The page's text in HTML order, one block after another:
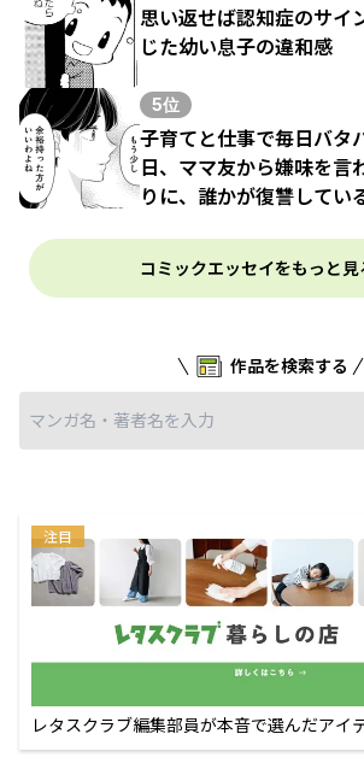
思い返せば認知症のサイ
じた幼い息子の違和感
5位
子育てと仕事で毎日バタ
日、ママ友から嫌味を言
りに、誰かが復讐してい
コミックエッセイをもっと見
作品を検索する
注目
レタスクラブ編集部員が本音で選んだアイ